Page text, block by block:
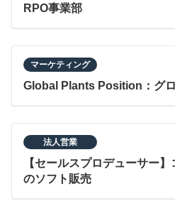
RPO事業部
マーケティング
Global Plants Position：グ
法人営業
【セールスプロデューサー
のソフト販売